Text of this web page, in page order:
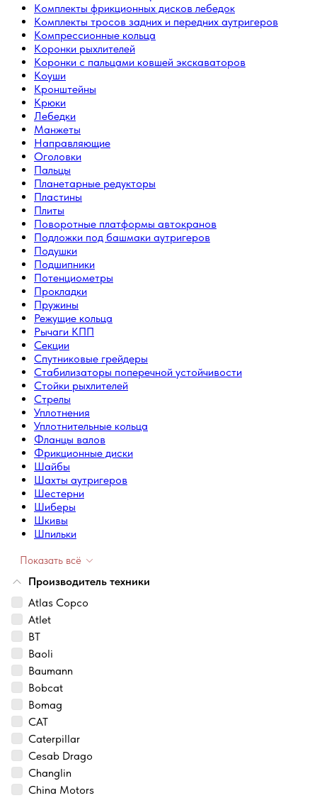
Комплекты фрикционных дисков лебедок
Комплекты тросов задних и передних аутригеров
Компрессионные кольца
Коронки рыхлителей
Коронки с пальцами ковшей экскаваторов
Коуши
Кронштейны
Крюки
Лебедки
Манжеты
Направляющие
Оголовки
Пальцы
Планетарные редукторы
Пластины
Плиты
Поворотные платформы автокранов
Подложки под башмаки аутригеров
Подушки
Подшипники
Потенциометры
Прокладки
Пружины
Режущие кольца
Рычаги КПП
Секции
Спутниковые грейдеры
Стабилизаторы поперечной устойчивости
Стойки рыхлителей
Стрелы
Уплотнения
Уплотнительные кольца
Фланцы валов
Фрикционные диски
Шайбы
Шахты аутригеров
Шестерни
Шиберы
Шкивы
Шпильки
Показать всё
Производитель техники
Atlas Copco
Atlet
BT
Baoli
Baumann
Bobcat
Bomag
CAT
Caterpillar
Cesab Drago
Changlin
China Motors